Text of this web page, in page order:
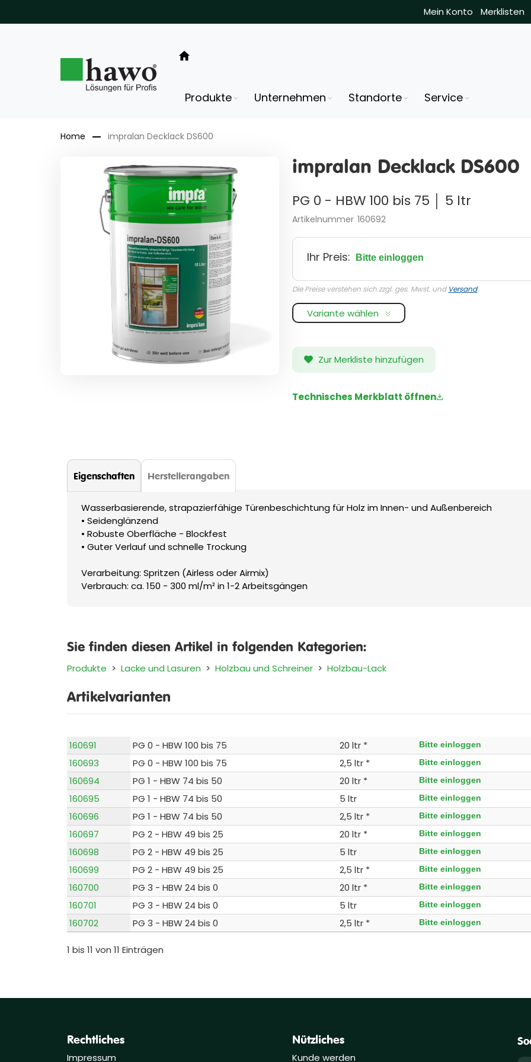
Inhalt
Mein Konto Merklisten
Produkte Unternehmen Standorte Service
Home impralan Decklack DS600
Bildergalerie
impralan Decklack DS600
PG 0 - HBW 100 bis 75 │ 5 ltr
Artikelnummer 160692
Ihr Preis: Bitte einloggen
Die Preise verstehen sich zzgl. ges. Mwst. und Versand.
Variante wählen
Zur Merkliste hinzufügen
Technisches Merkblatt öffnen
Eigenschaften
Wasserbasierende, strapazierfähige Türenbeschichtung für Holz im Innen- und Außenbereich
• Seidenglänzend
• Robuste Oberfläche - Blockfest
• Guter Verlauf und schnelle Trockung
Verarbeitung: Spritzen (Airless oder Airmix)
Verbrauch: ca. 150 - 300 ml/m² in 1-2 Arbeitsgängen
Herstellerangaben
Sie finden diesen Artikel in folgenden Kategorien:
Produkte > Lacke und Lasuren > Holzbau und Schreiner > Holzbau-Lack
Artikelvarianten
160691 PG 0 - HBW 100 bis 75 20 ltr * Bitte einloggen
160693 PG 0 - HBW 100 bis 75 2,5 ltr * Bitte einloggen
160694 PG 1 - HBW 74 bis 50 20 ltr * Bitte einloggen
160695 PG 1 - HBW 74 bis 50 5 ltr Bitte einloggen
160696 PG 1 - HBW 74 bis 50 2,5 ltr * Bitte einloggen
160697 PG 2 - HBW 49 bis 25 20 ltr * Bitte einloggen
160698 PG 2 - HBW 49 bis 25 5 ltr Bitte einloggen
160699 PG 2 - HBW 49 bis 25 2,5 ltr * Bitte einloggen
160700 PG 3 - HBW 24 bis 0 20 ltr * Bitte einloggen
160701 PG 3 - HBW 24 bis 0 5 ltr Bitte einloggen
160702 PG 3 - HBW 24 bis 0 2,5 ltr * Bitte einloggen
1 bis 11 von 11 Einträgen
Rechtliches
Impressum
Nützliches
Kunde werden